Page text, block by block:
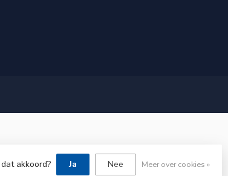
akkoord? Ja Nee Meer over cookies »